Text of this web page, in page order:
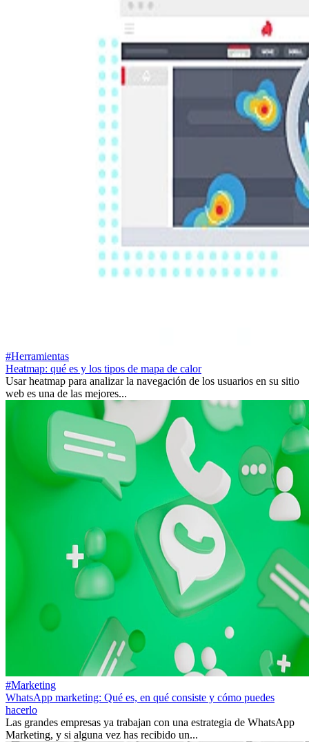
#Herramientas
Heatmap: qué es y los tipos de mapa de calor
Usar heatmap para analizar la navegación de los usuarios en su sitio
web es una de las mejores...
#Marketing
WhatsApp marketing: Qué es, en qué consiste y cómo puedes
hacerlo
Las grandes empresas ya trabajan con una estrategia de WhatsApp
Marketing, y si alguna vez has recibido un...